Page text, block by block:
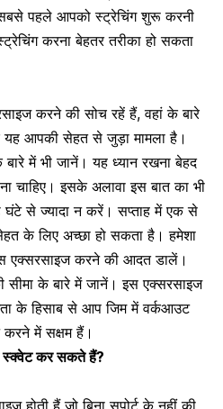
पहले आपको स्ट्रेचिंग शुरू करनी
करना बेहतर तरीका हो सकता
करने की सोच रहें हैं, वहां के बारे
यह आपकी सेहत से जुड़ा मामला है।
में भी जानें। यह ध्यान रखना बेहद
चाहिए। इसके अलावा इस बात का भी
से ज्यादा न करें। सप्ताह में एक से
के लिए अच्छा हो सकता है। हमेशा
एक्सरसाइज करने की आदत डालें।
सीमा के बारे में जानें। इस एक्सरसाइज
के हिसाब से आप जिम में वर्कआउट
में सक्षम हैं।
स्क्वेट कर सकते हैं?